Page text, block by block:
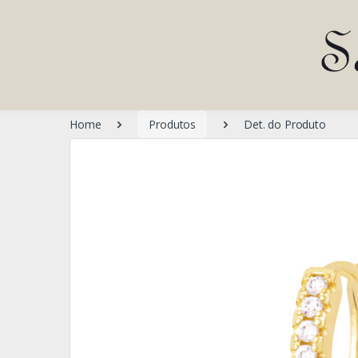
Home Produtos Det. do Produto